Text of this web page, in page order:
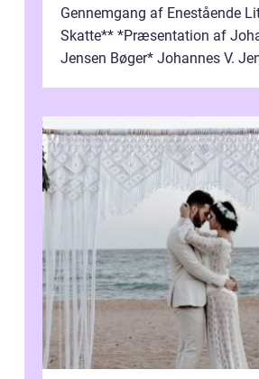
Gennemgang af Enestående
Skatte** *Præsentation af
Jensen Bøger* Johannes V.